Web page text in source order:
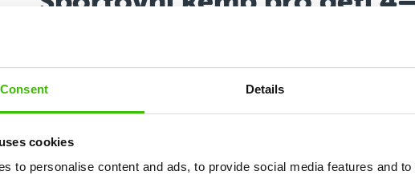
Consent Details
cookies
to personalise content and ads, to provide social media features and
5denní letní příměstský kemp s venkovním i vnitřním programem